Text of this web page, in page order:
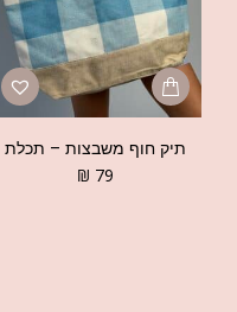
תיק חוף משבצות – תכלת
₪ 79